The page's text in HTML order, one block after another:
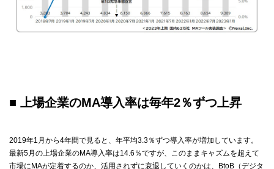
■ 上場企業のMA導入率は毎年2％ずつ上昇
2019年1月から4年間で見ると、年平均3.3％ずつ導入率が増加しています。
最新5月の上場企業のMA導入率は14.6％ですが、このままキャズムを超えて
市場にMAが定着するのか、活用されずに衰退していくのかは、BtoB（デジタ